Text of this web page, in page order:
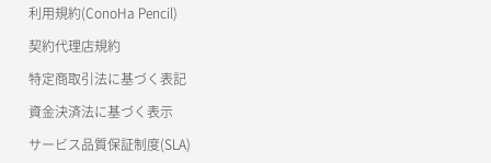
利用規約(ConoHa Pencil)
契約代理店規約
特定商取引法に基づく表記
資金決済法に基づく表示
サービス品質保証制度(SLA)